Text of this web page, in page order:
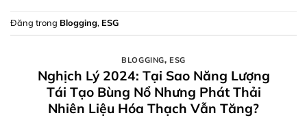
Đăng trong Blogging, ESG
BLOGGING, ESG
Nghịch Lý 2024: Tại Sao Năng Lượng
Tái Tạo Bùng Nổ Nhưng Phát Thải
Nhiên Liệu Hóa Thạch Vẫn Tăng?